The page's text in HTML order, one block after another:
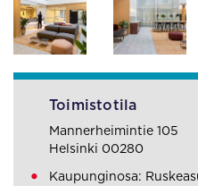
Toimistotila
Mannerheimintie 105
Helsinki 00280
Kaupunginosa: